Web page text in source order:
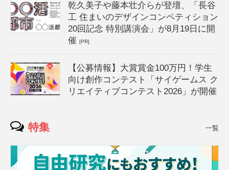
乾久美子や藤本壮介らが登壇、「長谷
工 住まいのデザインコンペティション
20回記念 特別講演会」が8月19日に開
催[PR]
【公募情報】大賞賞金100万円！学生
向け創作コンテスト「サイゲームス ク
リエイティブコンテスト2026」が開催
特集 一覧